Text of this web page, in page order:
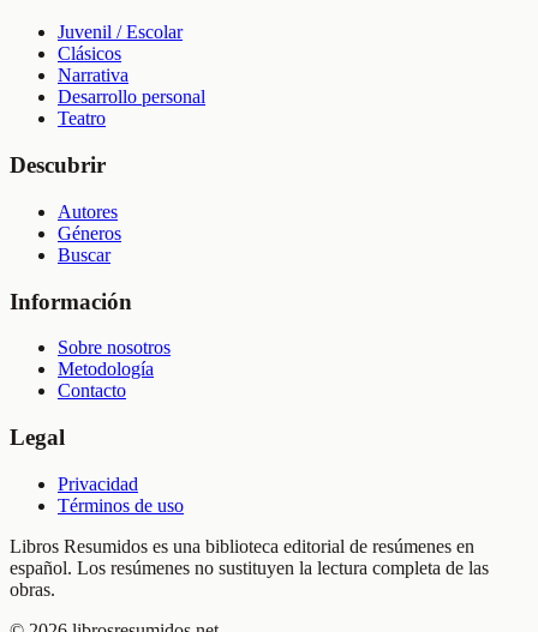
Juvenil / Escolar
Clásicos
Narrativa
Desarrollo personal
Teatro
Descubrir
Autores
Géneros
Buscar
Información
Sobre nosotros
Metodología
Contacto
Legal
Privacidad
Términos de uso
Libros Resumidos es una biblioteca editorial de resúmenes en
español. Los resúmenes no sustituyen la lectura completa de las
obras.